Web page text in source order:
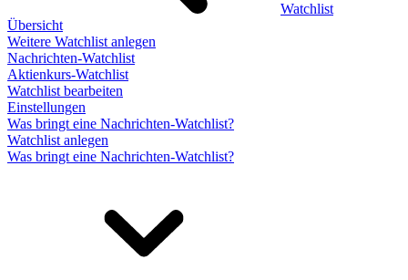
Watchlist
Übersicht
Weitere Watchlist anlegen
Nachrichten-Watchlist
Aktienkurs-Watchlist
Watchlist bearbeiten
Einstellungen
Was bringt eine Nachrichten-Watchlist?
Watchlist anlegen
Was bringt eine Nachrichten-Watchlist?